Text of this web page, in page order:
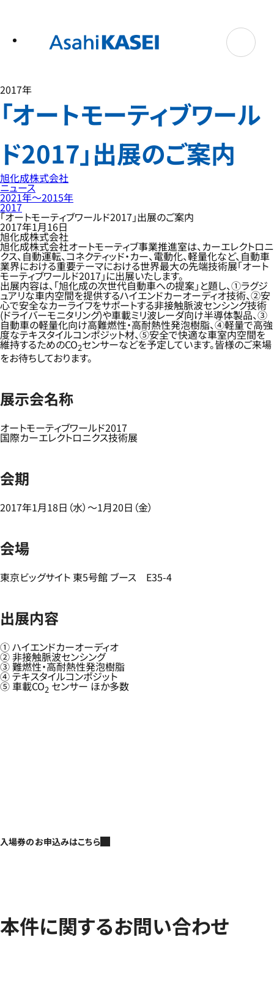
2017年
「オートモーティブワール
ド2017」出展のご案内
旭化成株式会社
ニュース
2021年〜2015年
2017
「オートモーティブワールド2017」出展のご案内
2017年1月16日
旭化成株式会社
旭化成株式会社オートモーティブ事業推進室は、カーエレクトロニ
クス、自動運転、コネクティッド・カー、電動化、軽量化など、自動車
業界における重要テーマにおける世界最大の先端技術展「オート
モーティブワールド2017」に出展いたします。
出展内容は、「旭化成の次世代自動車への提案」と題し、①ラグジ
ュアリな車内空間を提供するハイエンドカーオーディオ技術、②安
心で安全なカーライフをサポートする非接触脈波センシング技術
(ドライバーモニタリング)や車載ミリ波レーダ向け半導体製品、③
自動車の軽量化向け高難燃性・高耐熱性発泡樹脂、④軽量で高強
度なテキスタイルコンポジット材、⑤安全で快適な車室内空間を
維持するためのCO2センサーなどを予定しています。皆様のご来場
をお待ちしております。
展示会名称
オートモーティブワールド2017
国際カーエレクトロニクス技術展
会期
2017年1月18日（水）～1月20日（金）
会場
東京ビッグサイト 東5号館 ブース E35-4
出展内容
① ハイエンドカーオーディオ
② 非接触脈波センシング
③ 難燃性・高耐熱性発泡樹脂
④ テキスタイルコンポジット
⑤ 車載CO2 センサー ほか多数
入場券のお申込みはこちら
本件に関するお問い合わせ